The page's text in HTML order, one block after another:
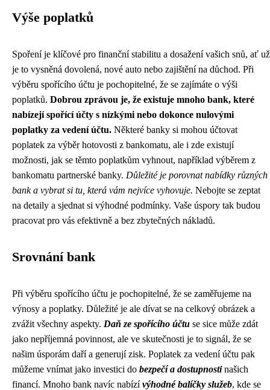
Výše poplatků
Spoření je klíčové pro finanční stabilitu a dosažení vašich snů, ať už
je to vysněná dovolená, nové auto nebo zajištění na důchod. Při
výběru spořícího účtu je pochopitelné, že se zajímáte o výši
poplatků. Dobrou zprávou je, že existuje mnoho bank, které
nabízejí spořící účty s nízkými nebo dokonce nulovými
poplatky za vedení účtu. Některé banky si mohou účtovat
poplatek za výběr hotovosti z bankomatu, ale i zde existují
možnosti, jak se těmto poplatkům vyhnout, například výběrem z
bankomatu partnerské banky. Důležité je porovnat nabídky různých
bank a vybrat si tu, která vám nejvíce vyhovuje. Nebojte se zeptat
na detaily a sjednat si výhodné podmínky. Vaše úspory tak budou
pracovat pro vás efektivně a bez zbytečných nákladů.
Srovnání bank
Při výběru spořícího účtu je pochopitelné, že se zaměřujeme na
výnosy a poplatky. Důležité je ale dívat se na celkový obrázek a
zvážit všechny aspekty. Daň ze spořícího účtu se sice může zdát
jako nepříjemná povinnost, ale ve skutečnosti je to signál, že se
našim úsporám daří a generují zisk. Poplatek za vedení účtu pak
můžeme vnímat jako investici do bezpečí a dostupnostinašich
financí. Mnoho bank navíc nabízívýhodné balíčky služeb, kde se